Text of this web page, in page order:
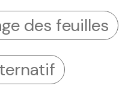
des feuilles